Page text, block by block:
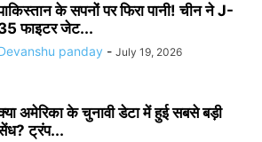
के सपनों पर फिरा पानी! चीन ने J-
फाइटर जेट...
panday - July 19, 2026
अमेरिका के चुनावी डेटा में हुई सबसे बड़ी
ट्रंप...